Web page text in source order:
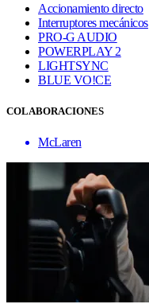
Accionamiento directo
Interruptores mecánicos
PRO-G AUDIO
POWERPLAY 2
LIGHTSYNC
BLUE VO!CE
COLABORACIONES
McLaren